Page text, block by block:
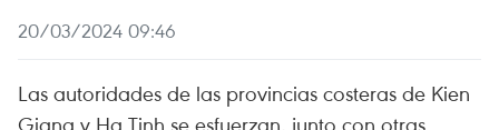
20/03/2024 09:46
Las autoridades de las provincias costeras de Kien
Giang y Ha Tinh se esfuerzan, junto con otras